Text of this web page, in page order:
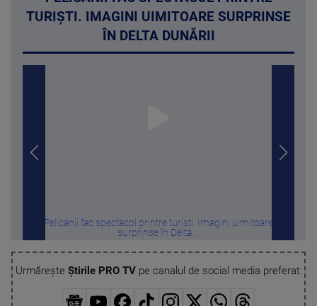
TURIȘTI. IMAGINI UIMITOARE SURPRINSE
ÎN DELTA DUNĂRII
Pelicanii fac spectacol printre turiști. Imagini uimitoare
surprinse în Delta ...
Urmărește Știrile PRO TVpe canalul de social media preferat: